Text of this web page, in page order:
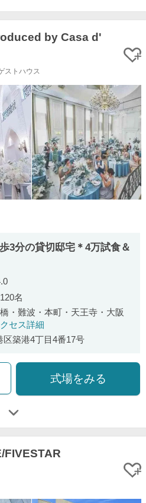
by Casa d'
ストハウス
3分の貸切邸宅＊4万試食＆
コミ評価
名
・難波・本町・天王寺・大阪
セス詳細
区築港4丁目4番17号
式場をみる
FIVESTAR